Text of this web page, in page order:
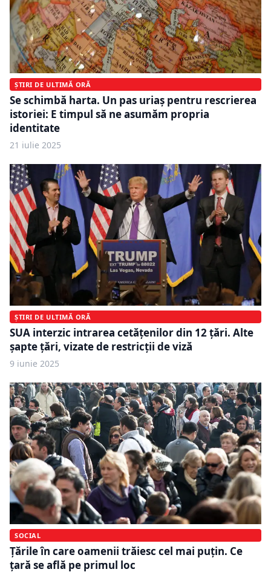
ȘTIRI DE ULTIMĂ ORĂ
Se schimbă harta. Un pas uriaș pentru rescrierea
istoriei: E timpul să ne asumăm propria
identitate
21 iulie 2025
ȘTIRI DE ULTIMĂ ORĂ
SUA interzic intrarea cetățenilor din 12 țări. Alte
șapte țări, vizate de restricții de viză
9 iunie 2025
SOCIAL
Țările în care oamenii trăiesc cel mai puțin. Ce
țară se află pe primul loc